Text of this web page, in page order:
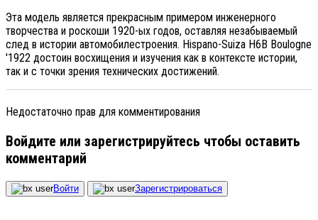
Эта модель является прекрасным примером инженерного
творчества и роскоши 1920-ых годов, оставляя незабываемый
след в истории автомобилестроения. Hispano-Suiza H6B Boulogne
'1922 достоин восхищения и изучения как в контексте истории,
так и с точки зрения технических достижений.
Недостаточно прав для комментирования
Войдите или зарегистрируйтесь чтобы оставить
комментарий
Войти Зарегистрироваться